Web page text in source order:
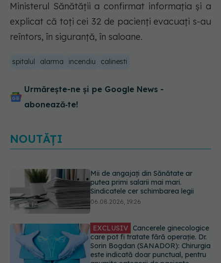
Ministerul Sănătății a confirmat informația și a
explicat că toți cei 32 de pacienți evacuați s-au
reîntors, în siguranță, în saloane.
spitalul alarma incendiu calinesti
Urmărește-ne și pe Google News -
abonează‑te!
NOUTĂȚI
EXCLUSIV Cancerele ginecologice
care pot fi tratate fără operație. Dr.
Sorin Bogdan (SANADOR): Chirurgia
este indicată doar punctual, pentru
Greșeala pe care milioane de femei
o fac când își cumpără sutien. Un
medic explică metoda corectă